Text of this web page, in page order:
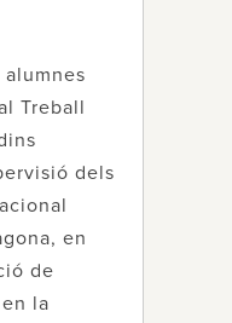
alumnes
Treball
dels
en
de
la